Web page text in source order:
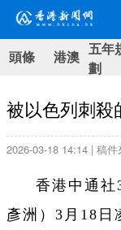
頭條 港澳 五年
劃
被以色列刺殺
2026-03-18 14:14 | 稿
香港中通社
彥洲 ） 3月18日